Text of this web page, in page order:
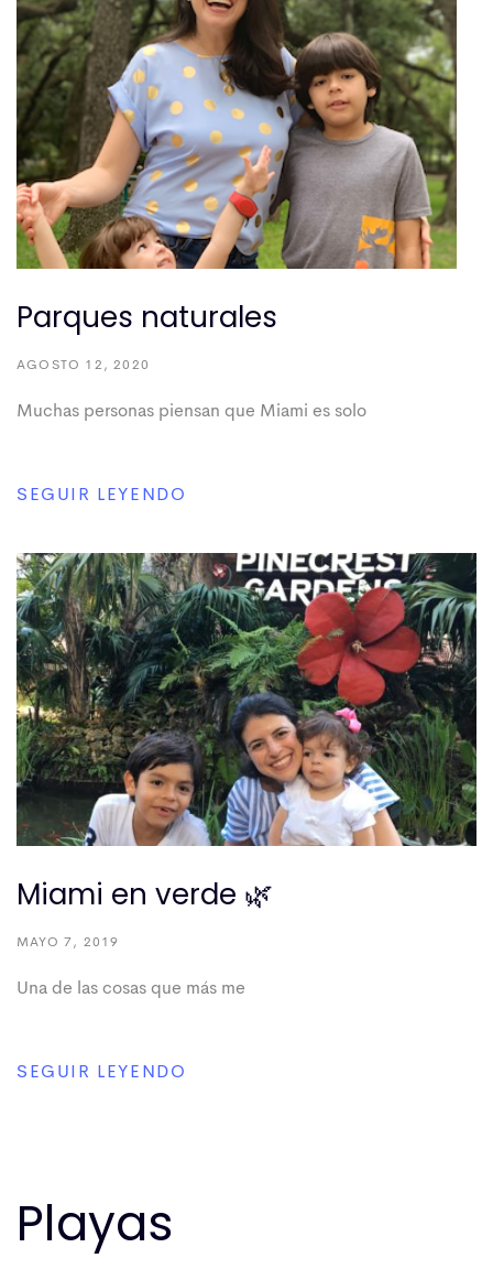
Parques naturales
AGOSTO 12, 2020
Muchas personas piensan que Miami es solo
SEGUIR LEYENDO
Miami en verde 🌿
MAYO 7, 2019
Una de las cosas que más me
SEGUIR LEYENDO
Playas